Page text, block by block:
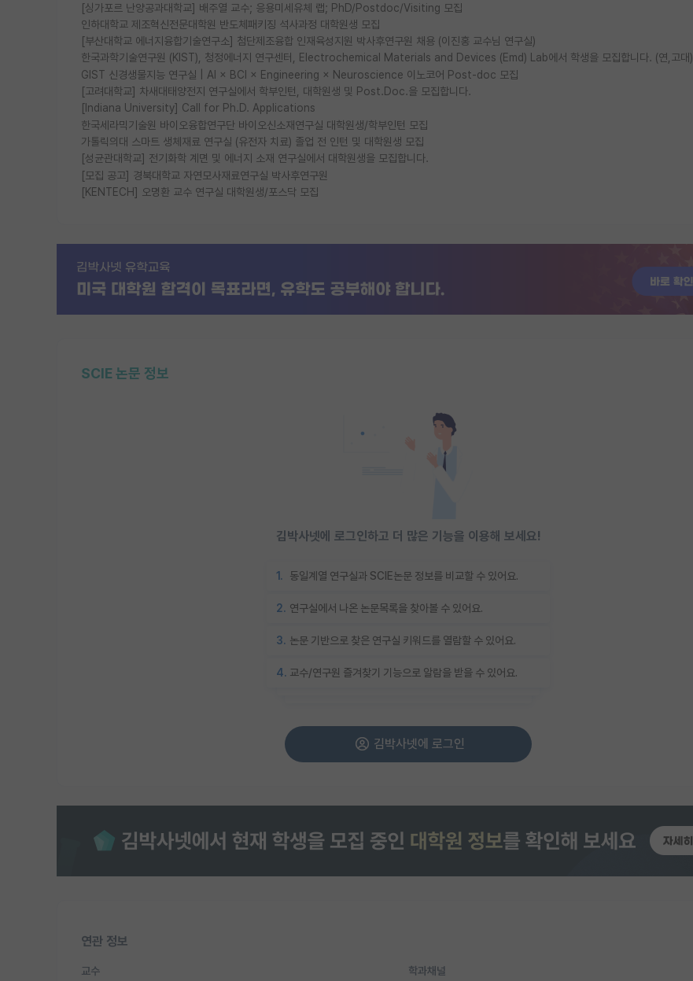
[싱가포르 난양공과대학교] 배주열 교수; 응용미세유체 랩; PhD/Postdoc/Visiting 모집
인하대학교 제조혁신전문대학원 반도체패키징 석사과정 대학원생 모집
[부산대학교 에너지융합기술연구소] 첨단제조융합 인재육성지원 박사후연구원 채용 (이진홍 교수님 연구실)
한국과학기술연구원 (KIST), 청정에너지 연구센터, Electrochemical Materials and Devices (Emd) Lab에서 학생을 모집합니다. (연,고대)
GIST 신경생물지능 연구실 | AI × BCI × Engineering × Neuroscience 이노코어 Post-doc 모집
[고려대학교] 차새대태양전지 연구실에서 학부인턴, 대학원생 및 Post.Doc.을 모집합니다.
[Indiana University] Call for Ph.D. Applications
한국세라믹기술원 바이오융합연구단 바이오신소재연구실 대학원생/학부인턴 모집
가톨릭의대 스마트 생체재료 연구실 (유전자 치료) 졸업 전 인턴 및 대학원생 모집
[성균관대학교] 전기화학 계면 및 에너지 소재 연구실에서 대학원생을 모집합니다.
[모집 공고] 경북대학교 자연모사재료연구실 박사후연구원
[KENTECH] 오명환 교수 연구실 대학원생/포스닥 모집
SCIE 논문 정보
김박사넷에 로그인하고 더 많은 기능을 이용해 보세요!
1. 동일계열 연구실과 SCIE논문 정보를 비교할 수 있어요.
2. 연구실에서 나온 논문목록을 찾아볼 수 있어요.
3. 논문 기반으로 찾은 연구실 키워드를 열람할 수 있어요.
4. 교수/연구원 즐겨찾기 기능으로 알람을 받을 수 있어요.
김박사넷에 로그인
연관 정보
교수 학과채널